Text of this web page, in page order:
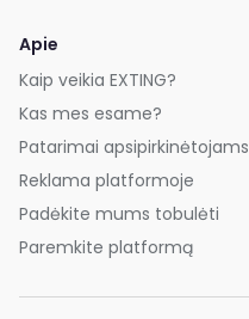
Apie
Kaip veikia EXTING?
Kas mes esame?
Patarimai apsipirkinėtojams
Reklama platformoje
Padėkite mums tobulėti
Paremkite platformą